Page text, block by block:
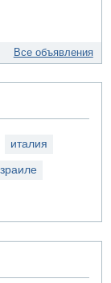
Все объявления
италия